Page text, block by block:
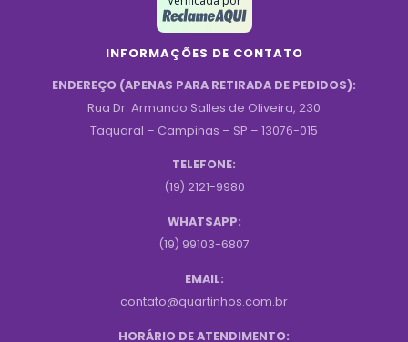
INFORMAÇÕES DE CONTATO
ENDEREÇO (APENAS PARA RETIRADA DE PEDIDOS):
Rua Dr. Armando Salles de Oliveira, 230
Taquaral – Campinas – SP – 13076-015
TELEFONE:
(19) 2121-9980
WHATSAPP:
(19) 99103-6807
EMAIL:
contato@quartinhos.com.br
HORÁRIO DE ATENDIMENTO: